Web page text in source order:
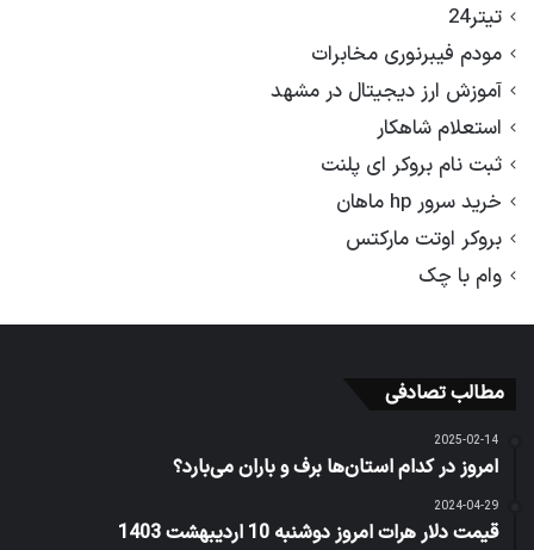
تیتر24
مودم فیبرنوری مخابرات
آموزش ارز دیجیتال در مشهد
استعلام شاهکار
ثبت نام بروکر ای پلنت
خرید سرور hp ماهان
بروکر اوتت مارکتس
وام با چک
مطالب تصادفی
2025-02-14
امروز در کدام استان‌ها برف و باران می‌بارد؟
2024-04-29
قیمت دلار هرات امروز دوشنبه 10 اردیبهشت 1403